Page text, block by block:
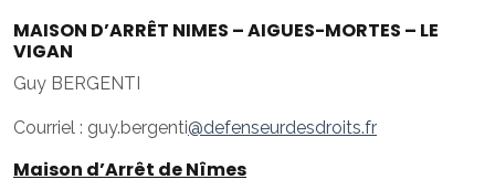
MAISON D’ARRÊT NIMES – AIGUES-MORTES – LE
VIGAN
Guy BERGENTI
Courriel : guy.bergenti@defenseurdesdroits.fr
Maison d’Arrêt de Nîmes